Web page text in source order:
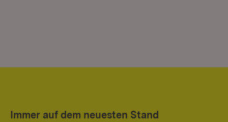
Immer auf dem neuesten Stand